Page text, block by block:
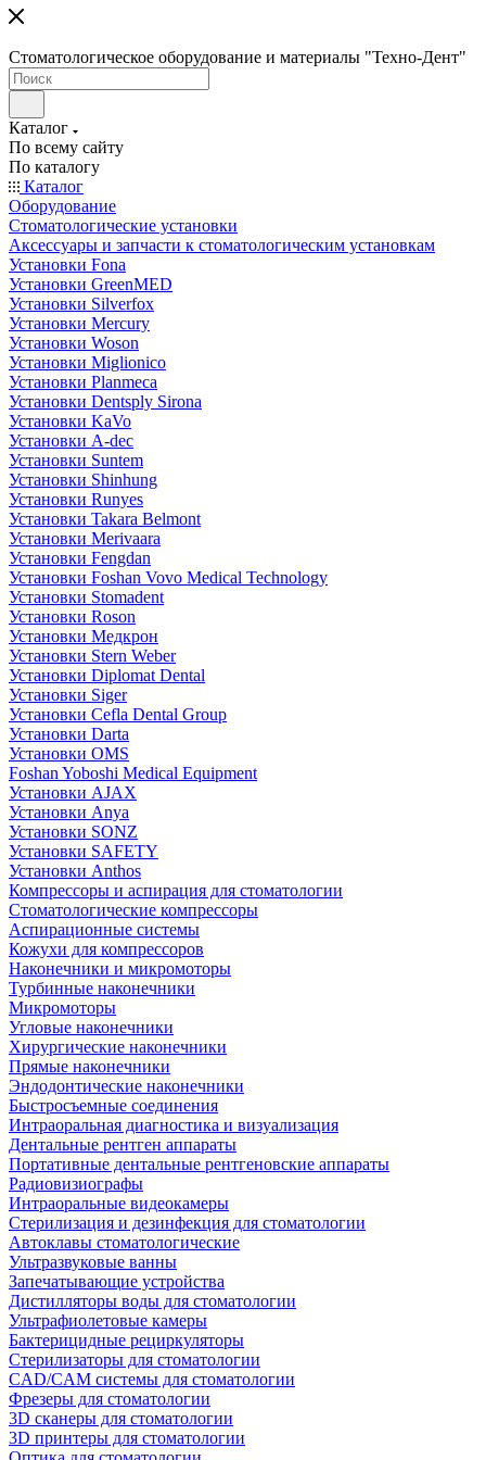
Стоматологическое оборудование и материалы "Техно-Дент"
Каталог
По всему сайту
По каталогу
Каталог
Оборудование
Стоматологические установки
Аксессуары и запчасти к стоматологическим установкам
Установки Fona
Установки GreenMED
Установки Silverfox
Установки Mercury
Установки Woson
Установки Miglionico
Установки Planmeca
Установки Dentsply Sirona
Установки KaVo
Установки A-dec
Установки Suntem
Установки Shinhung
Установки Runyes
Установки Takara Belmont
Установки Merivaara
Установки Fengdan
Установки Foshan Vovo Medical Technology
Установки Stomadent
Установки Roson
Установки Медкрон
Установки Stern Weber
Установки Diplomat Dental
Установки Siger
Установки Cefla Dental Group
Установки Darta
Установки OMS
Foshan Yoboshi Medical Equipment
Установки AJAX
Установки Anya
Установки SONZ
Установки SAFETY
Установки Anthos
Компрессоры и аспирация для стоматологии
Стоматологические компрессоры
Аспирационные системы
Кожухи для компрессоров
Наконечники и микромоторы
Турбинные наконечники
Микромоторы
Угловые наконечники
Хирургические наконечники
Прямые наконечники
Эндодонтические наконечники
Быстросъемные соединения
Интраоральная диагностика и визуализация
Дентальные рентген аппараты
Портативные дентальные рентгеновские аппараты
Радиовизиографы
Интраоральные видеокамеры
Стерилизация и дезинфекция для стоматологии
Автоклавы стоматологические
Ультразвуковые ванны
Запечатывающие устройства
Дистилляторы воды для стоматологии
Ультрафиолетовые камеры
Бактерицидные рециркуляторы
Стерилизаторы для стоматологии
CAD/CAM системы для стоматологии
Фрезеры для стоматологии
3D cканеры для стоматологии
3D принтеры для стоматологии